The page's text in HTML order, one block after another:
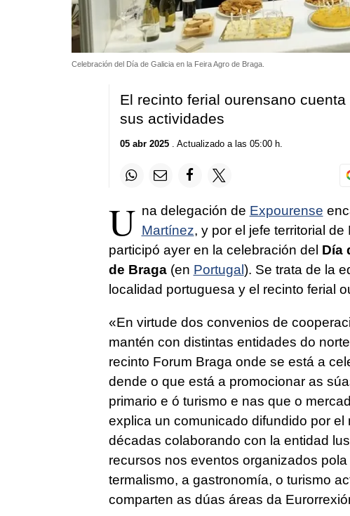
Celebración del Día de Galicia en la Feira Agro de Braga.
El recinto ferial ourensano
sus actividades
05 abr 2025. Actualizado a las 05:00 h.
U na delegación de Expourense
Martínez, y por el jefe territorial
participó ayer en la celebración del Día
de Braga(en Portugal). Se trata de la
localidad portuguesa y el recinto ferial
«En virtude dos convenios de
mantén con distintas entidades do
recinto Forum Braga onde se está a
dende o que está a promocionar as
primario e ó turismo e nas que o
explica un comunicado difundido por
décadas colaborando con la entidad
recursos nos eventos organizados
termalismo, a gastronomía, o turismo
comparten as dúas áreas da